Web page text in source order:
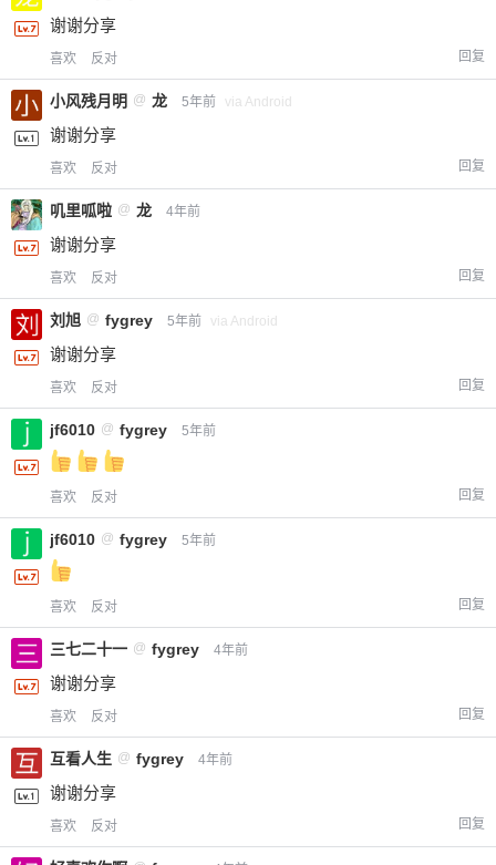
谢谢分享
喜欢 反对 回复
小风残月明 @ 龙 5年前 via Android
谢谢分享
喜欢 反对 回复
叽里呱啦 @ 龙 4年前
谢谢分享
喜欢 反对 回复
刘旭 @ fygrey 5年前 via Android
谢谢分享
喜欢 反对 回复
jf6010 @ fygrey 5年前
喜欢 反对 回复
jf6010 @ fygrey 5年前
喜欢 反对 回复
三七二十一 @ fygrey 4年前
谢谢分享
喜欢 反对 回复
互看人生 @ fygrey 4年前
谢谢分享
喜欢 反对 回复